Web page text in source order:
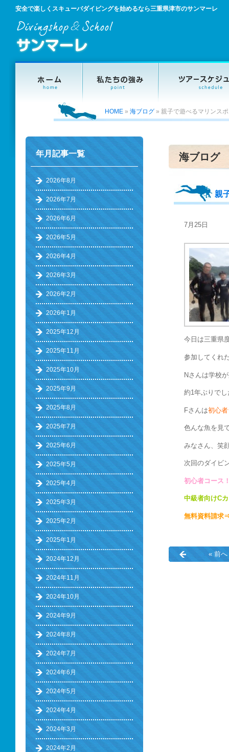
安全で楽しくスキューバダイビングを始めるなら三重県津市のサンマーレ
HOME » 海ブログ » 親子で遊べるマリンス
海ブログ
親
7月25日
今日は三重県
参加してくれ
Nさんは学校
約1年ぶりで
Fさんは初心
色んな魚を見
みなさん、笑
次回のダイビ
初心者コース
中級者向けC
無料資料請求
« 前へ
年月記事一覧
2026年8月
2026年7月
2026年6月
2026年5月
2026年4月
2026年3月
2026年2月
2026年1月
2025年12月
2025年11月
2025年10月
2025年9月
2025年8月
2025年7月
2025年6月
2025年5月
2025年4月
2025年3月
2025年2月
2025年1月
2024年12月
2024年11月
2024年10月
2024年9月
2024年8月
2024年7月
2024年6月
2024年5月
2024年4月
2024年3月
2024年2月